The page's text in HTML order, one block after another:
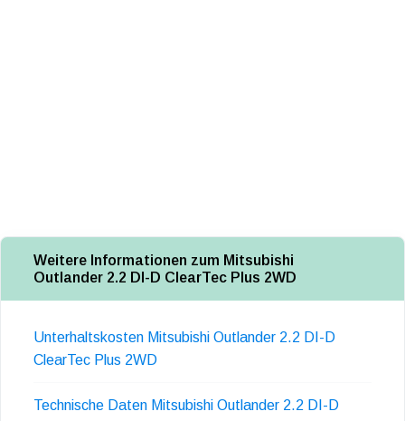
Weitere Informationen zum Mitsubishi
Outlander 2.2 DI-D ClearTec Plus 2WD
Unterhaltskosten Mitsubishi Outlander 2.2 DI-D
ClearTec Plus 2WD
Technische Daten Mitsubishi Outlander 2.2 DI-D